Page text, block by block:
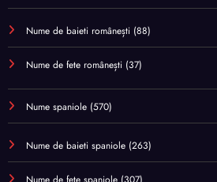
Nume de baieti românești (88)
Nume de fete românești (37)
Nume spaniole (570)
Nume de baieti spaniole (263)